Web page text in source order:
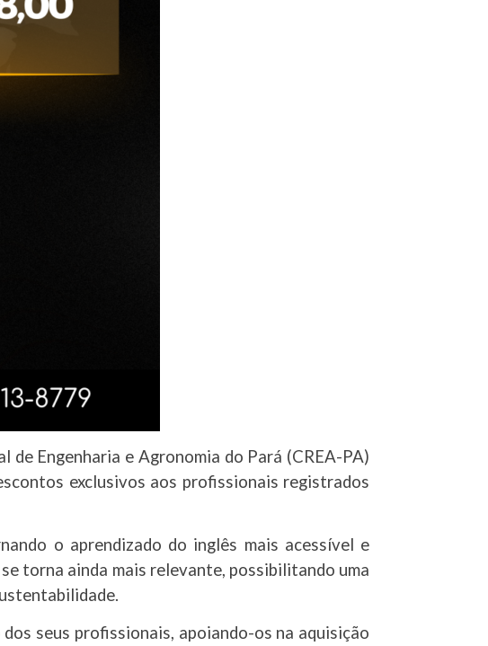
de Engenharia e Agronomia do Pará (CREA-PA)
exclusivos aos profissionais registrados
o aprendizado do inglês mais acessível e
torna ainda mais relevante, possibilitando uma
seus profissionais, apoiando-os na aquisição